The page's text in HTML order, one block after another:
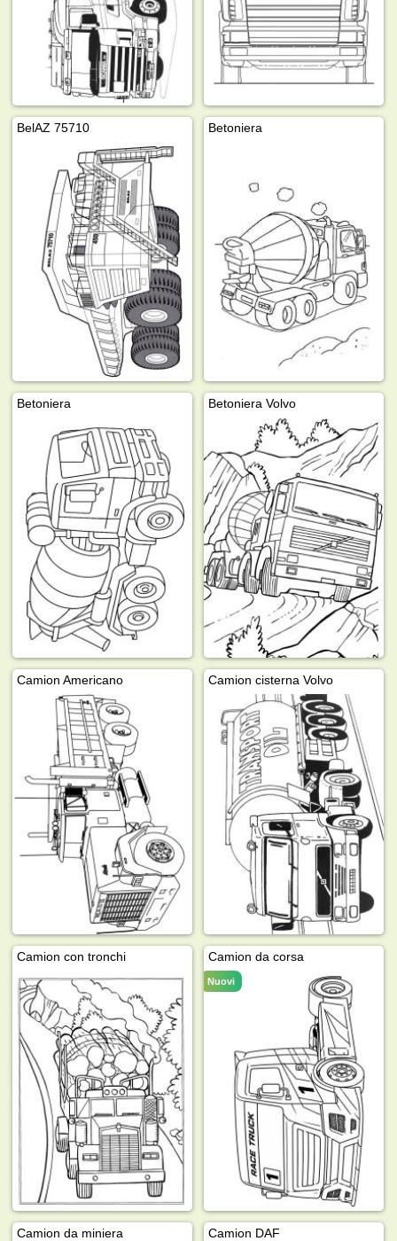
BelAZ 75710 Betoniera
Betoniera Betoniera Volvo
Camion Americano Camion cisterna Volvo
Camion con tronchi Camion da corsa
Nuovi
Camion da miniera Camion DAF